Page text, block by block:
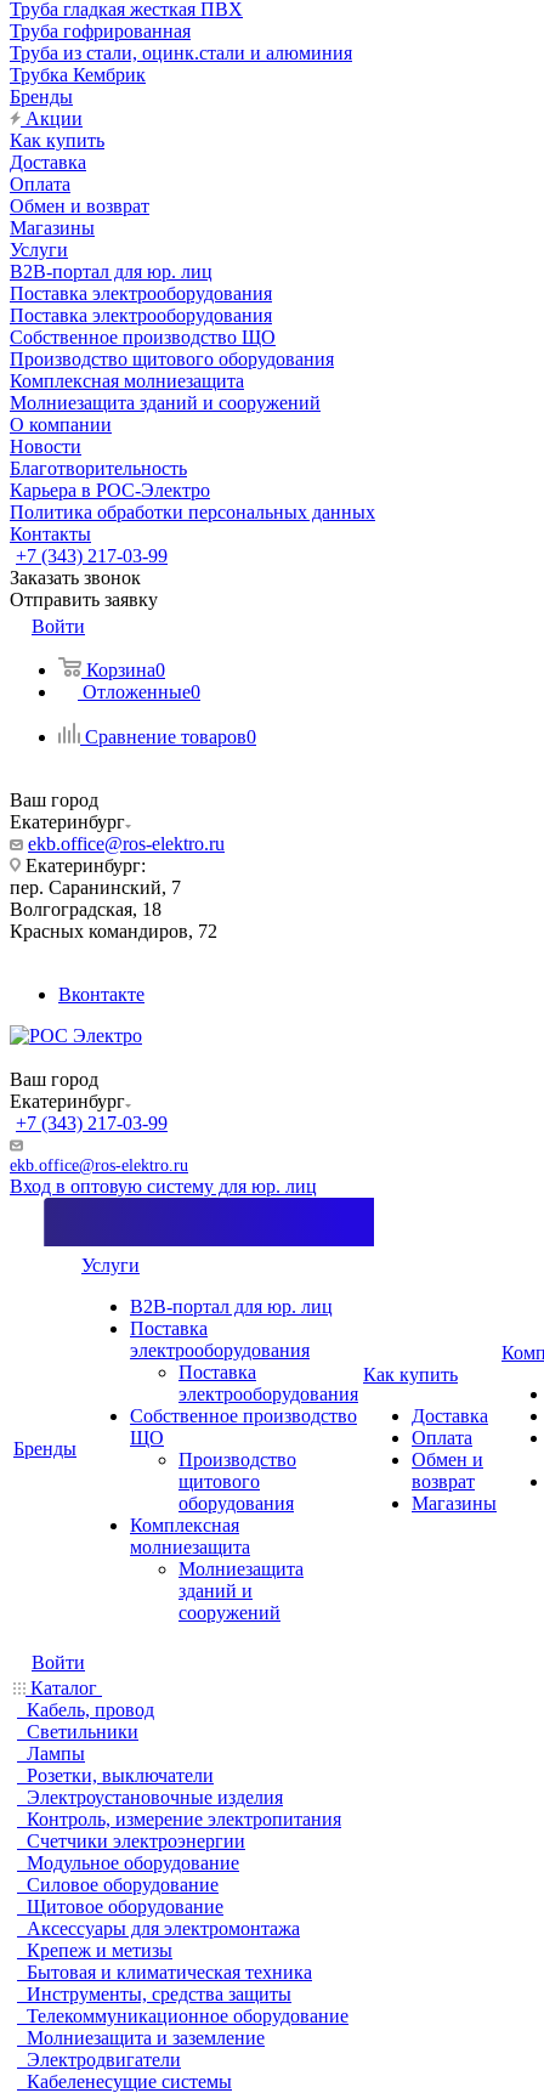
Труба гладкая жесткая ПВХ
Труба гофрированная
Труба из стали, оцинк.стали и алюминия
Трубка Кембрик
Бренды
Акции
Как купить
Доставка
Оплата
Обмен и возврат
Магазины
Услуги
B2B-портал для юр. лиц
Поставка электрооборудования
Поставка электрооборудования
Собственное производство ЩО
Производство щитового оборудования
Комплексная молниезащита
Молниезащита зданий и сооружений
О компании
Новости
Благотворительность
Карьера в РОС-Электро
Политика обработки персональных данных
Контакты
+7 (343) 217-03-99
Заказать звонок
Отправить заявку
Войти
Корзина0
Отложенные0
Сравнение товаров0
Ваш город
Екатеринбург
ekb.office@ros-elektro.ru
Екатеринбург:
пер. Саранинский, 7
Волгоградская, 18
Красных командиров, 72
Вконтакте
Ваш город
Екатеринбург
+7 (343) 217-03-99
ekb.office@ros-elektro.ru
Вход в оптовую систему для юр. лиц
Бренды
Услуги
B2B-портал для юр. лиц
Поставка
электрооборудования
Поставка
электрооборудования
Собственное производство
ЩО
Производство
щитового
оборудования
Комплексная
молниезащита
Молниезащита
зданий и
сооружений
Как купить
Доставка
Оплата
Обмен и
возврат
Магазины
Войти
Каталог
Кабель, провод
Светильники
Лампы
Розетки, выключатели
Электроустановочные изделия
Контроль, измерение электропитания
Счетчики электроэнергии
Модульное оборудование
Силовое оборудование
Щитовое оборудование
Аксессуары для электромонтажа
Крепеж и метизы
Бытовая и климатическая техника
Инструменты, средства защиты
Телекоммуникационное оборудование
Молниезащита и заземление
Электродвигатели
Кабеленесущие системы